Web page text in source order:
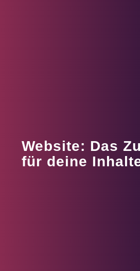
Website: Das
für deine